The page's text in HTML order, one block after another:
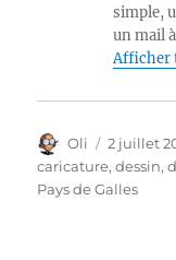
simple,
un mail
Afficher
Auteur
Oli
Publié
le
2 juillet
caricature,dessin,
Pays de Galles